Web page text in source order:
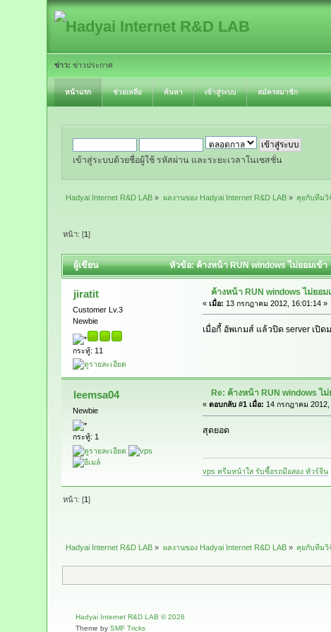
ข่าว: ข่าวประกาศ
หน้าแรก ช่วยเหลือ ค้นหา เข้าสู่ระบบ สมัครสมาชิก
เข้าสู่ระบบด้วยชื่อผู้ใช้ รหัสผ่าน และระยะเวลาในเซสชั่น
Hadyai Internet R&D LAB » ผลงานของ Hadyai Internet R&D LAB» คุยกับทีมวิ
หน้า: [1]
ผู้เขียน หัวข้อ: ค้างหน้า RUN windows ไม่ยอมเข้า
jiratit
Customer Lv.3
Newbie
กระทู้: 11
ค้างหน้า RUN windows ไม่ยอม
« เมื่อ: 13 กรกฎาคม 2012, 16:01:14 »
เมื่อกี้ อัพเกมส์ แล้วปิด server เปิ
leemsa04
Newbie
กระทู้: 1
Re: ค้างหน้า RUN windows ไม่
« ตอบกลับ #1 เมื่อ: 14 กรกฎาคม 2012,
สุดยอด
vps ครีมหน้าใส รับซื้อรถมือสอง ทัวร์จีน
หน้า: [1]
Hadyai Internet R&D LAB » ผลงานของ Hadyai Internet R&D LAB» คุยกับทีมวิ
Hadyai Internet R&D LAB © 2026
Theme bySMF Tricks